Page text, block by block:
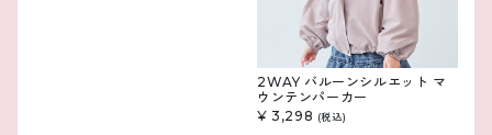
2WAY バルーンシルエット マ
ウンテンパーカー
¥ 3,298 (税込)